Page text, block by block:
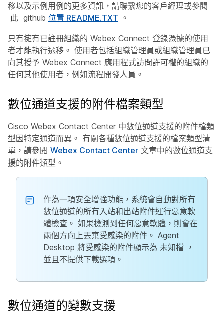
移以及示例用例的更多資訊，請聯繫您的客戶經理或參閱
此 github 位置 README.TXT 。
只有擁有已註冊組織的 Webex Connect 登錄憑據的使用
者才能執行遷移。 使用者包括組織管理員或組織管理員已
向其授予 Webex Connect 應用程式訪問許可權的組織的
任何其他使用者，例如流程開發人員。
數位通道支援的附件檔案類型
Cisco Webex Contact Center 中數位通道支援的附件檔類
型因特定通道而異。 有關各種數位通道支援的檔案類型清
單，請參閱 Webex Contact Center 文章中的數位通道支
援的附件類型。
作為一項安全增強功能，系統會自動對所有
數位通道的所有入站和出站附件運行惡意軟
體檢查。 如果檢測到任何惡意軟體，則會在
兩個方向上丟棄受感染的附件。 Agent
Desktop 將受感染的附件顯示為 未知檔 ，
並且不提供下載選項。
數位通道的變數支援